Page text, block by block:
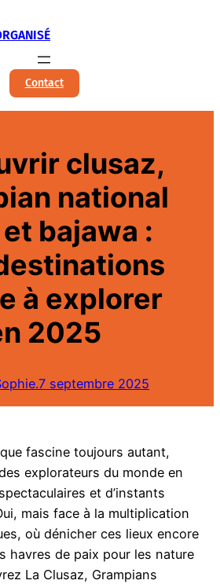
Contact
clusaz,
national
bajawa :
à explorer
2025
7 septembre 2025
fascine toujours autant,
explorateurs du monde en
et d’instants
mais face à la multiplication
où dénicher ces lieux encore
havres de paix pour les nature
La Clusaz, Grampians